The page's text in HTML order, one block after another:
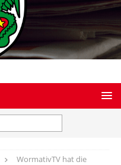
WormativTV hat die